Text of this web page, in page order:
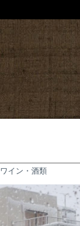
ワイン・酒類